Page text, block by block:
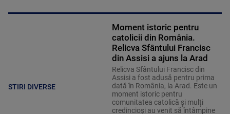
STIRI DIVERSE
Moment istoric pentru
catolicii din România.
Relicva Sfântului Francisc
din Assisi a ajuns la Arad
Relicva Sfântului Francisc din
Assisi a fost adusă pentru prima
dată în România, la Arad. Este un
moment istoric pentru
comunitatea catolică și mulți
credincioși au venit să întâmpine